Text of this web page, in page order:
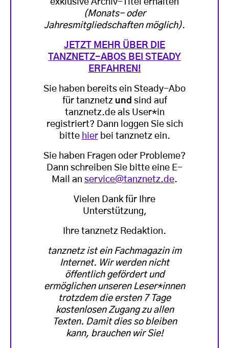
exklusive Archiv-Titel erhalten
(Monats- oder
Jahresmitgliedschaften möglich).
JETZT MEHR ÜBER DIE
TANZNETZ-ABOS BEI STEADY
ERFAHREN!
Sie haben bereits ein Steady-Abo
für tanznetz und sind auf
tanznetz.de als User*in
registriert? Dann loggen Sie sich
bitte hierbei tanznetz ein.
Sie haben Fragen oder Probleme?
Dann schreiben Sie bitte eine E-
Mail an service@tanznetz.de.
Vielen Dank für Ihre
Unterstützung,
Ihre tanznetz Redaktion.
tanznetz ist ein Fachmagazin im
Internet. Wir werden nicht
öffentlich gefördert und
ermöglichen unseren Leser*innen
trotzdem die ersten 7 Tage
kostenlosen Zugang zu allen
Texten. Damit dies so bleiben
kann, brauchen wir Sie!